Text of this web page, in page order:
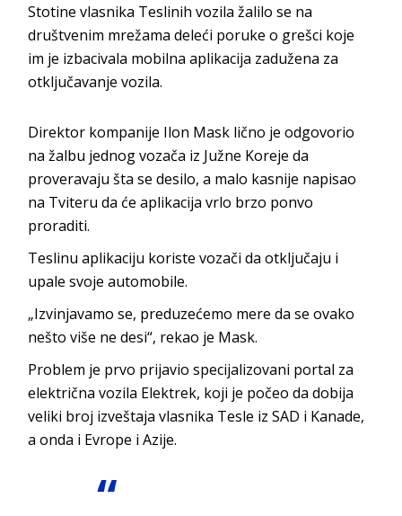
Stotine vlasnika Teslinih vozila žalilo se na
društvenim mrežama deleći poruke o grešci koje
im je izbacivala mobilna aplikacija zadužena za
otključavanje vozila.
Direktor kompanije Ilon Mask lično je odgovorio
na žalbu jednog vozača iz Južne Koreje da
proveravaju šta se desilo, a malo kasnije napisao
na Tviteru da će aplikacija vrlo brzo ponvo
proraditi.
Teslinu aplikaciju koriste vozači da otključaju i
upale svoje automobile.
„Izvinjavamo se, preduzećemo mere da se ovako
nešto više ne desi“, rekao je Mask.
Problem je prvo prijavio specijalizovani portal za
električna vozila Elektrek, koji je počeo da dobija
veliki broj izveštaja vlasnika Tesle iz SAD i Kanade,
a onda i Evrope i Azije.